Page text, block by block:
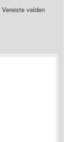
Vereiste velden